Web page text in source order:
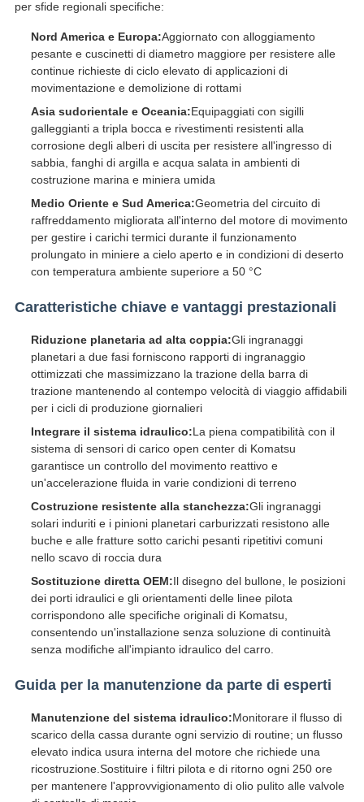
per sfide regionali specifiche:
Nord America e Europa:Aggiornato con alloggiamento
pesante e cuscinetti di diametro maggiore per resistere alle
continue richieste di ciclo elevato di applicazioni di
movimentazione e demolizione di rottami
Asia sudorientale e Oceania:Equipaggiati con sigilli
galleggianti a tripla bocca e rivestimenti resistenti alla
corrosione degli alberi di uscita per resistere all'ingresso di
sabbia, fanghi di argilla e acqua salata in ambienti di
costruzione marina e miniera umida
Medio Oriente e Sud America:Geometria del circuito di
raffreddamento migliorata all'interno del motore di movimento
per gestire i carichi termici durante il funzionamento
prolungato in miniere a cielo aperto e in condizioni di deserto
con temperatura ambiente superiore a 50 °C
Caratteristiche chiave e vantaggi prestazionali
Riduzione planetaria ad alta coppia:Gli ingranaggi
planetari a due fasi forniscono rapporti di ingranaggio
ottimizzati che massimizzano la trazione della barra di
trazione mantenendo al contempo velocità di viaggio affidabili
per i cicli di produzione giornalieri
Integrare il sistema idraulico:La piena compatibilità con il
sistema di sensori di carico open center di Komatsu
garantisce un controllo del movimento reattivo e
un'accelerazione fluida in varie condizioni di terreno
Costruzione resistente alla stanchezza:Gli ingranaggi
solari induriti e i pinioni planetari carburizzati resistono alle
buche e alle fratture sotto carichi pesanti ripetitivi comuni
nello scavo di roccia dura
Sostituzione diretta OEM:Il disegno del bullone, le posizioni
dei porti idraulici e gli orientamenti delle linee pilota
corrispondono alle specifiche originali di Komatsu,
consentendo un'installazione senza soluzione di continuità
senza modifiche all'impianto idraulico del carro.
Guida per la manutenzione da parte di esperti
Manutenzione del sistema idraulico:Monitorare il flusso di
scarico della cassa durante ogni servizio di routine; un flusso
elevato indica usura interna del motore che richiede una
ricostruzione.Sostituire i filtri pilota e di ritorno ogni 250 ore
per mantenere l'approvvigionamento di olio pulito alle valvole